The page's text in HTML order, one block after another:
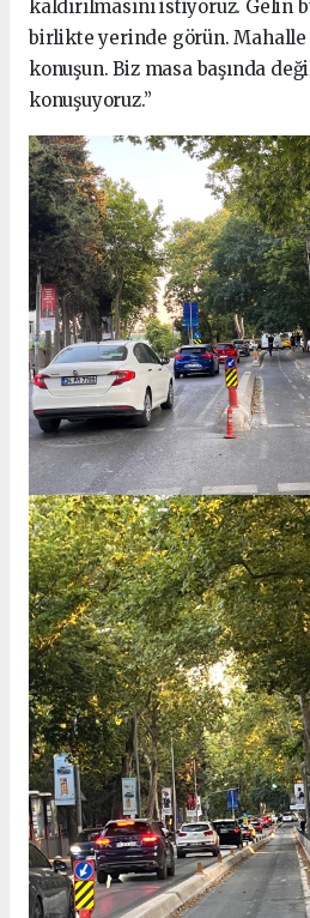
kaldırılmasını istiyoruz. Gelin
birlikte yerinde görün.
konuşun. Biz masa başında
konuşuyoruz.”